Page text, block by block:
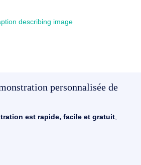
personnalisée de
est rapide, facile et gratuit,